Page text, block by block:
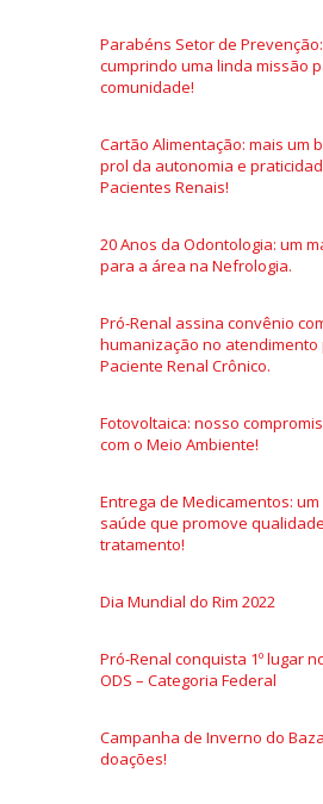
Parabéns Setor de
cumprindo uma linda missão
comunidade!
Cartão Alimentação: mais um
prol da autonomia e
Pacientes Renais!
20 Anos da Odontologia: um
para a área na Nefrologia.
Pró-Renal assina convênio
humanização no atendimento
Paciente Renal Crônico.
Fotovoltaica: nosso
com o Meio Ambiente!
Entrega de Medicamentos:
saúde que promove
tratamento!
Dia Mundial do Rim 2022
Pró-Renal conquista 1º lugar
ODS – Categoria Federal
Campanha de Inverno do
doações!